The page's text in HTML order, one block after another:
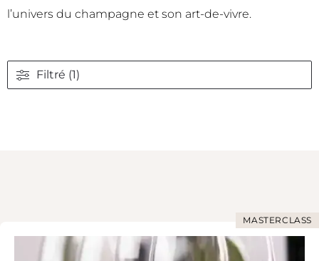
l’univers du champagne et son art-de-vivre.
Filtré (1)
MASTERCLASS